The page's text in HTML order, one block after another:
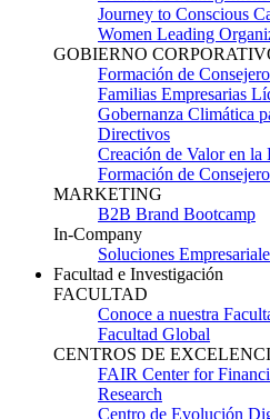
Journey to Conscious
Women Leading
GOBIERNO
Formación de
Familias Empresarias
Gobernanza Climática
Directivos
Creación de Valor en la
Formación de
MARKETING
B2B Brand Bootcamp
In-Company
Soluciones
Facultad e Investigación
FACULTAD
Conoce a nuestra
Facultad Global
CENTROS DE
FAIR Center for
Research
Centro de Evolución